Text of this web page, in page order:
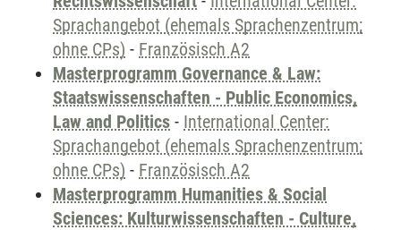
Sprachangebot (ehemals Sprachenzentrum;
ohne CPs) - Französisch A2
Masterprogramm Governance & Law:
Staatswissenschaften - Public Economics,
Law and Politics - International Center:
Sprachangebot (ehemals Sprachenzentrum;
ohne CPs) - Französisch A2
Masterprogramm Humanities & Social
Sciences: Kulturwissenschaften - Culture,